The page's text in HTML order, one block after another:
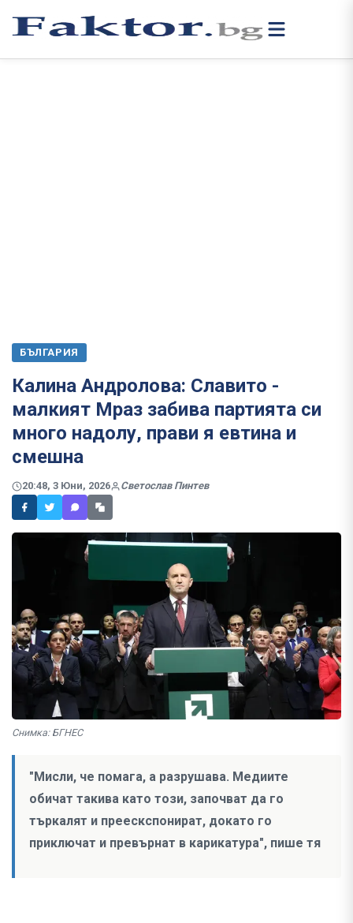
БЪЛГАРИЯ
Калина Андролова: Славито -
малкият Мраз забива партията си
много надолу, прави я евтина и
смешна
20:48, 3 Юни, 2026 Светослав Пинтев
Снимка: БГНЕС
"Мисли, че помага, а разрушава. Медиите
обичат такива като този, започват да го
търкалят и преескспонират, докато го
приключат и превърнат в карикатура", пише тя